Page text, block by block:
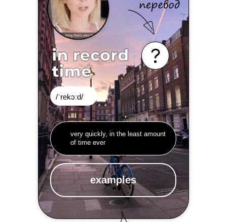
very quickly, in the least amount
of time ever
examples
/ˈrekɔːd/